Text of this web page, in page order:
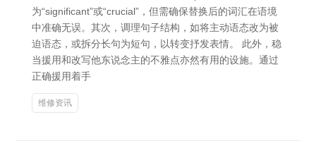
为“significant”或“crucial”，但需确保替换后的词汇在语境
中准确无误。其次，调理句子结构，如将主动语态改为被
迫语态，或拆分长句为短句，以转变抒发表情。 此外，稳
当援用和改写他东说念主的不雅点亦然有用的设施。通过
正确援用着手
维修资讯